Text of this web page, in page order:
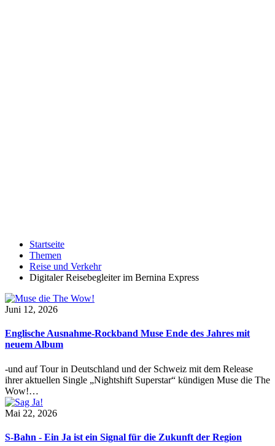
Startseite
Themen
Reise und Verkehr
Digitaler Reisebegleiter im Bernina Express
Juni 12, 2026
Englische Ausnahme-Rockband Muse Ende des Jahres mit
neuem Album
-und auf Tour in Deutschland und der Schweiz mit dem Release
ihrer aktuellen Single „Nightshift Superstar“ kündigen Muse die The
Wow!…
Mai 22, 2026
S-Bahn - Ein Ja ist ein Signal für die Zukunft der Region